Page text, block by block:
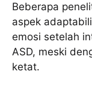
Beberapa
aspek
emosi setelah
ASD, meski
ketat.